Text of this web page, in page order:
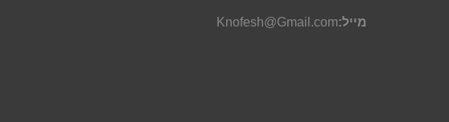
מייל:Knofesh@Gmail.com